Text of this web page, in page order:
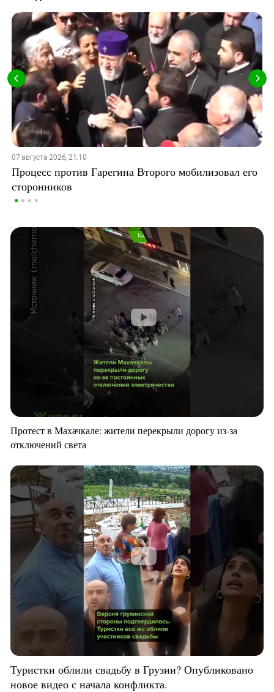
07 августа 2026, 21:10
Процесс против Гарегина Второго мобилизовал его
сторонников
Протест в Махачкале: жители перекрыли дорогу из-за
отключений света
Туристки облили свадьбу в Грузии? Опубликовано
новое видео с начала конфликта.